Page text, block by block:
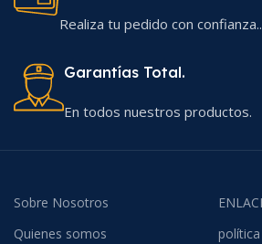
Realiza tu pedido con confianza..
Garantías Total.
En todos nuestros productos.
Sobre Nosotros
Quienes somos